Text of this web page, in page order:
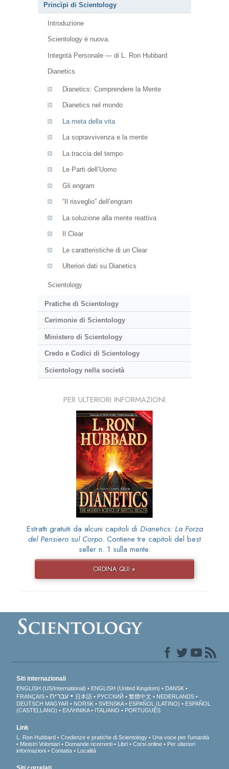
Princìpi di Scientology
Introduzione
Scientology è nuova.
Integrità Personale — di L. Ron Hubbard
Dianetics
Dianetics: Comprendere la Mente
Dianetics nel mondo
La meta della vita
La sopravvivenza e la mente
La traccia del tempo
Le Parti dell’Uomo
Gli engram
“Il risveglio” dell’engram
La soluzione alla mente reattiva
Il Clear
Le caratteristiche di un Clear
Ulteriori dati su Dianetics
Scientology
Pratiche di Scientology
Cerimonie di Scientology
Ministero di Scientology
Credo e Codici di Scientology
Scientology nella società
PER ULTERIORI INFORMAZIONI
Estratti gratuiti da alcuni capitoli di Dianetics: La Forza
del Pensiero sul Corpo. Contiene tre capitoli del best
seller n. 1 sulla mente.
ORDINA QUI »
Siti internazionali
ENGLISH (US/International) ENGLISH (United Kingdom)
DANSK
FRANÇAIS
עברית 日本語 РУССКИЙ 繁體中文
NEDERLANDS
DEUTSCH MAGYAR NORSK SVENSKA ESPAÑOL (LATINO)
ESPAÑOL
(CASTELLANO)
ΕΛΛΗΝΙΚA ITALIANO PORTUGUÊS
Link
L. Ron Hubbard Credenze e pratiche di Scientology
Una voce per l’umanità
Ministri Volontari
Domande ricorrenti Libri Corsi online
Per ulteriori
informazioni
Contatta Località